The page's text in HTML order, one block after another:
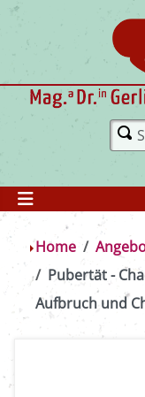
Home
Pubertät -
Aufbruch und